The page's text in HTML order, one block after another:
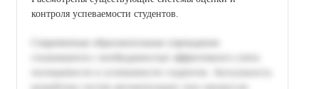
контроля успеваемости студентов.